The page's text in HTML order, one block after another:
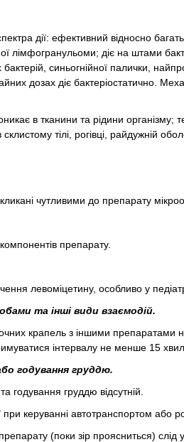
дії: ефективний відносно
лімфогранульоми; діє на штами
синьогнійної палички,
дозах діє бактеріостатично.
в тканини та рідини організму;
тілі, рогівці, райдужній
чутливими до препарату
препарату.
левоміцетину, особливо у
та інші види взаємодій.
крапель з іншими препаратами
інтервалу не менше 15
годування груддю.
годування груддю відсутній.
при керуванні автотранспортом або
(поки зір проясниться)